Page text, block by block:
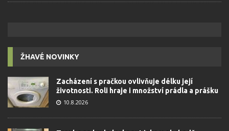
ŽHAVÉ NOVINKY
Zacházení s pračkou ovlivňuje délku její
životnosti. Roli hraje i množství prádla a prášku
10.8.2026